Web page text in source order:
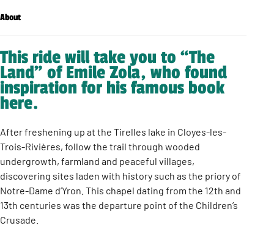
About
This ride will take you to “The
Land” of Emile Zola, who found
inspiration for his famous book
here.
After freshening up at the Tirelles lake in Cloyes-les-
Trois-Rivières, follow the trail through wooded
undergrowth, farmland and peaceful villages,
discovering sites laden with history such as the priory of
Notre-Dame d’Yron. This chapel dating from the 12th and
13th centuries was the departure point of the Children’s
Crusade.